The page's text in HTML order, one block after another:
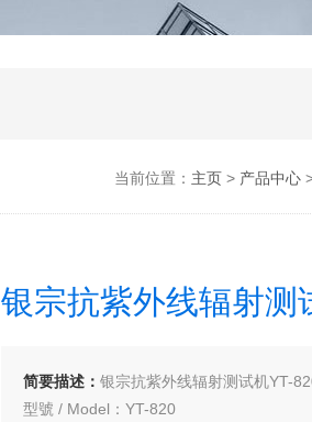
当前位置： 主页> 产品中心
银宗抗紫外线辐射测
简要描述： 银宗抗紫外线辐射测试机YT-
型號 / Model：YT-820